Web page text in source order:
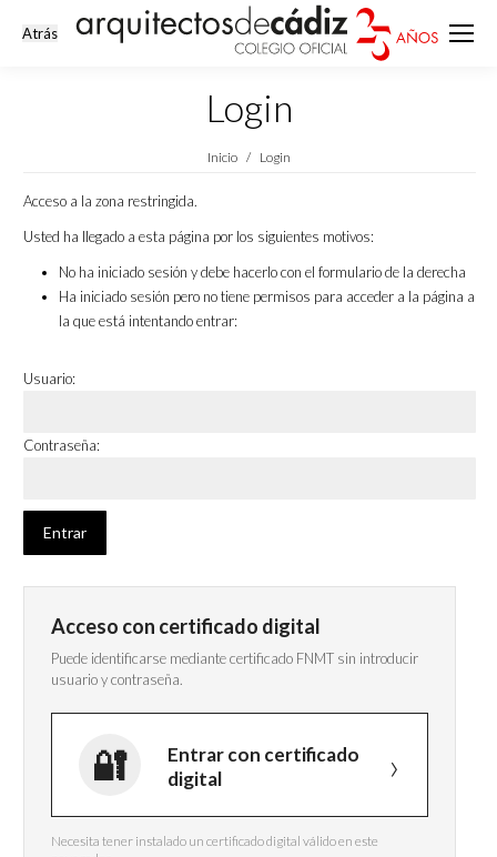
Login
Estás aquí:
Inicio Login
Acceso a la zona restringida.
Usted ha llegado a esta página por los siguientes motivos:
No ha iniciado sesión y debe hacerlo con el formulario de la derecha
Ha iniciado sesión pero no tiene permisos para acceder a la página a
la que está intentando entrar:
Usuario:
Contraseña:
Acceso con certificado digital
Puede identificarse mediante certificado FNMT sin introducir
usuario y contraseña.
Entrar con certificado
digital
Necesita tener instalado un certificado digital válido en este